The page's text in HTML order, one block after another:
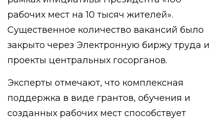
рабочих мест на 10 тысяч жителей».
Существенное количество вакансий было
закрыто через Электронную биржу труда и
проекты центральных госорганов.
Эксперты отмечают, что комплексная
поддержка в виде грантов, обучения и
созданных рабочих мест способствует